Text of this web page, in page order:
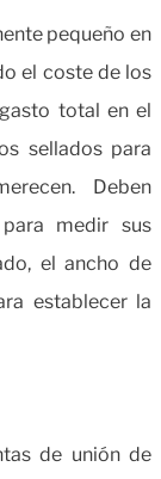
pequeño en
el coste de los
total en el
sellados para
Deben
medir sus
el ancho de
establecer la
de unión de